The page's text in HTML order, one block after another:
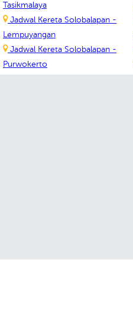
Tasikmalaya
Jadwal Kereta Solobalapan -
Lempuyangan
Jadwal Kereta Solobalapan -
Purwokerto